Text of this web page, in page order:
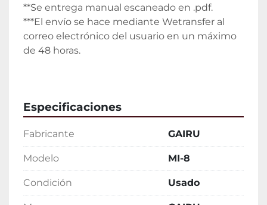
**Se entrega manual escaneado en .pdf.
***El envío se hace mediante Wetransfer al
correo electrónico del usuario en un máximo
de 48 horas.
Especificaciones
Fabricante GAIRU
Modelo MI-8
Condición Usado